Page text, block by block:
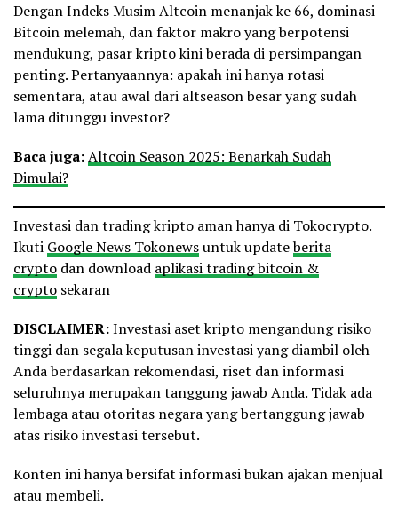
Dengan Indeks Musim Altcoin menanjak ke 66, dominasi
Bitcoin melemah, dan faktor makro yang berpotensi
mendukung, pasar kripto kini berada di persimpangan
penting. Pertanyaannya: apakah ini hanya rotasi
sementara, atau awal dari altseason besar yang sudah
lama ditunggu investor?
Baca juga:Altcoin Season 2025: Benarkah Sudah
Dimulai?
Investasi dan trading kripto aman hanya di Tokocrypto.
Ikuti Google News Tokonewsuntuk updateberita
crypto dan download aplikasi trading bitcoin &
crypto sekaran
DISCLAIMER:Investasi aset kripto mengandung risiko
tinggi dan segala keputusan investasi yang diambil oleh
Anda berdasarkan rekomendasi, riset dan informasi
seluruhnya merupakan tanggung jawab Anda. Tidak ada
lembaga atau otoritas negara yang bertanggung jawab
atas risiko investasi tersebut.
Konten ini hanya bersifat informasi bukan ajakan menjual
atau membeli.